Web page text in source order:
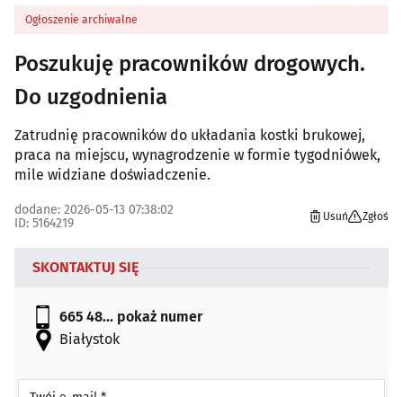
Ogłoszenie archiwalne
Poszukuję pracowników drogowych.
Do uzgodnienia
Zatrudnię pracowników do układania kostki brukowej,
praca na miejscu, wynagrodzenie w formie tygodniówek,
mile widziane doświadczenie.
dodane: 2026-05-13 07:38:02
ID: 5164219
Usuń Zgłoś
SKONTAKTUJ SIĘ
665 48... pokaż numer
Białystok
Twój e-mail *